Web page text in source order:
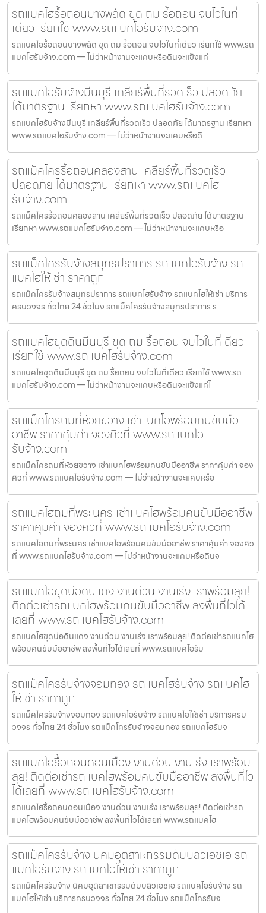
รถแบคโฮรื้อถอนบางพลัด ขุด ถม รื้อถอน จบไวในที่
เดียว เรียกใช้ www.รถแบคโฮรับจ้าง.com
รถแบคโฮรื้อถอนบางพลัด ขุด ถม รื้อถอน จบไวในที่เดียว เรียกใช้ www.รถ
แบคโฮรับจ้าง.com — ไม่ว่าหน้างานจะแคบหรือดินจะแข็งแค่
รถแบคโฮรับจ้างมีนบุรี เคลียร์พื้นที่รวดเร็ว ปลอดภัย
ได้มาตรฐาน เรียกหา www.รถแบคโฮรับจ้าง.com
รถแบคโฮรับจ้างมีนบุรี เคลียร์พื้นที่รวดเร็ว ปลอดภัย ได้มาตรฐาน เรียกหา
www.รถแบคโฮรับจ้าง.com — ไม่ว่าหน้างานจะแคบหรือดิ
รถแม็คโครรื้อถอนคลองสาน เคลียร์พื้นที่รวดเร็ว
ปลอดภัย ได้มาตรฐาน เรียกหา www.รถแบคโฮ
รับจ้าง.com
รถแม็คโครรื้อถอนคลองสาน เคลียร์พื้นที่รวดเร็ว ปลอดภัย ได้มาตรฐาน
เรียกหา www.รถแบคโฮรับจ้าง.com — ไม่ว่าหน้างานจะแคบหรือ
รถแม็คโครรับจ้างสมุทรปราการ รถแบคโฮรับจ้าง รถ
แบคโฮให้เช่า ราคาถูก
รถแม็คโครรับจ้างสมุทรปราการ รถแบคโฮรับจ้าง รถแบคโฮให้เช่า บริการ
ครบวงจร ทั่วไทย 24 ชั่วโมง รถแม็คโครรับจ้างสมุทรปราการ ร
รถแบคโฮขุดดินมีนบุรี ขุด ถม รื้อถอน จบไวในที่เดียว
เรียกใช้ www.รถแบคโฮรับจ้าง.com
รถแบคโฮขุดดินมีนบุรี ขุด ถม รื้อถอน จบไวในที่เดียว เรียกใช้ www.รถ
แบคโฮรับจ้าง.com — ไม่ว่าหน้างานจะแคบหรือดินจะแข็งแค่ไ
รถแม็คโครถมที่ห้วยขวาง เช่าแบคโฮพร้อมคนขับมือ
อาชีพ ราคาคุ้มค่า จองคิวที่ www.รถแบคโฮ
รับจ้าง.com
รถแม็คโครถมที่ห้วยขวาง เช่าแบคโฮพร้อมคนขับมืออาชีพ ราคาคุ้มค่า จอง
คิวที่ www.รถแบคโฮรับจ้าง.com — ไม่ว่าหน้างานจะแคบหรือ
รถแบคโฮถมที่พระนคร เช่าแบคโฮพร้อมคนขับมืออาชีพ
ราคาคุ้มค่า จองคิวที่ www.รถแบคโฮรับจ้าง.com
รถแบคโฮถมที่พระนคร เช่าแบคโฮพร้อมคนขับมืออาชีพ ราคาคุ้มค่า จองคิว
ที่ www.รถแบคโฮรับจ้าง.com — ไม่ว่าหน้างานจะแคบหรือดินจ
รถแบคโฮขุดบ่อดินแดง งานด่วน งานเร่ง เราพร้อมลุย!
ติดต่อเช่ารถแบคโฮพร้อมคนขับมืออาชีพ ลงพื้นที่ไวได้
เลยที่ www.รถแบคโฮรับจ้าง.com
รถแบคโฮขุดบ่อดินแดง งานด่วน งานเร่ง เราพร้อมลุย! ติดต่อเช่ารถแบคโฮ
พร้อมคนขับมืออาชีพ ลงพื้นที่ไวได้เลยที่ www.รถแบคโฮรับ
รถแม็คโครรับจ้างจอมทอง รถแบคโฮรับจ้าง รถแบคโฮ
ให้เช่า ราคาถูก
รถแม็คโครรับจ้างจอมทอง รถแบคโฮรับจ้าง รถแบคโฮให้เช่า บริการครบ
วงจร ทั่วไทย 24 ชั่วโมง รถแม็คโครรับจ้างจอมทอง รถแบคโฮรับจ
รถแบคโฮรื้อถอนดอนเมือง งานด่วน งานเร่ง เราพร้อม
ลุย! ติดต่อเช่ารถแบคโฮพร้อมคนขับมืออาชีพ ลงพื้นที่ไว
ได้เลยที่ www.รถแบคโฮรับจ้าง.com
รถแบคโฮรื้อถอนดอนเมือง งานด่วน งานเร่ง เราพร้อมลุย! ติดต่อเช่ารถ
แบคโฮพร้อมคนขับมืออาชีพ ลงพื้นที่ไวได้เลยที่ www.รถแบคโฮ
รถแม็คโครรับจ้าง นิคมอุตสาหกรรมดับบลิวเอชเอ รถ
แบคโฮรับจ้าง รถแบคโฮให้เช่า ราคาถูก
รถแม็คโครรับจ้าง นิคมอุตสาหกรรมดับบลิวเอชเอ รถแบคโฮรับจ้าง รถ
แบคโฮให้เช่า บริการครบวงจร ทั่วไทย 24 ชั่วโมง รถแม็คโครรับจ